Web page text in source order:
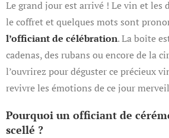
Le grand jour est arrivé ! Le vin et les
le coffret et quelques mots sont
l’officiant de célébration. La boîte
cadenas, des rubans ou encore de la
l’ouvrirez pour déguster ce précieux
revivre les émotions de ce jour
Pourquoi un officiant de
scellé ?